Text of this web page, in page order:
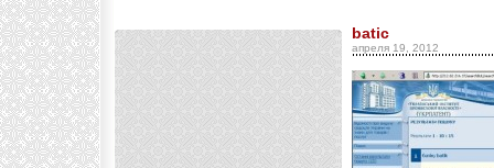
batic
апреля 19, 2012